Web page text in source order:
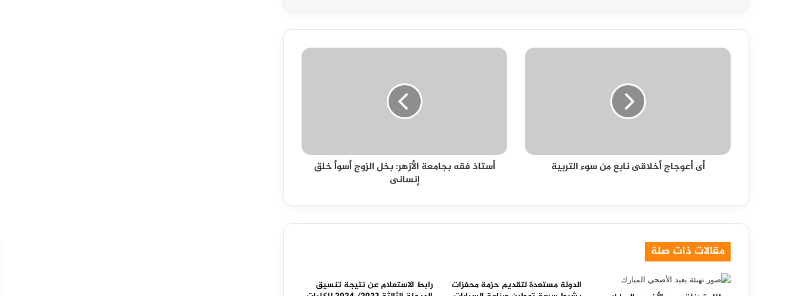
أى
أى أعوجاج أخلاقى نابع من سوء التربية
أستاذ
إنسانى
أستاذ فقه بجامعة الأزهر: بخل الزوج أسوأ خلق
إنسانى
مقالات ذات صلة
الدولة مستعدة لتقديم حزمة محفزات
رابط الاستعلام عن نتيجة تنسيق